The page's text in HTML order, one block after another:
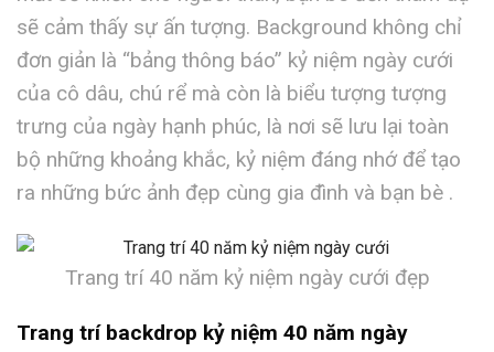
sẽ cảm thấy sự ấn tượng. Background không chỉ
đơn giản là “bảng thông báo” kỷ niệm ngày cưới
của cô dâu, chú rể mà còn là biểu tượng tượng
trưng của ngày hạnh phúc, là nơi sẽ lưu lại toàn
bộ những khoảng khắc, kỷ niệm đáng nhớ để tạo
ra những bức ảnh đẹp cùng gia đình và bạn bè .
Trang trí 40 năm kỷ niệm ngày cưới đẹp
Trang trí backdrop kỷ niệm 40 năm ngày